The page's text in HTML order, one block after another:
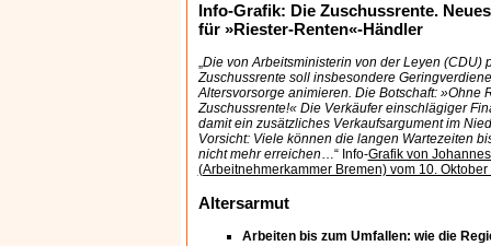
Info-Grafik: Die Zuschussrente.
für »Riester-Renten«-Händler
„Die von Arbeitsministerin von der Leyen (CDU)
Zuschussrente soll insbesondere
Altersvorsorge animieren. Die Botschaft: »Ohne
Zuschussrente!« Die Verkäufer einschlägiger
damit ein zusätzliches Verkaufsargument im
Vorsicht: Viele können die langen Wartezeiten
nicht mehr erreichen…“ Info-Grafik von
(Arbeitnehmerkammer Bremen) vom 10. Oktober
Altersarmut
Arbeiten bis zum Umfallen: wie die